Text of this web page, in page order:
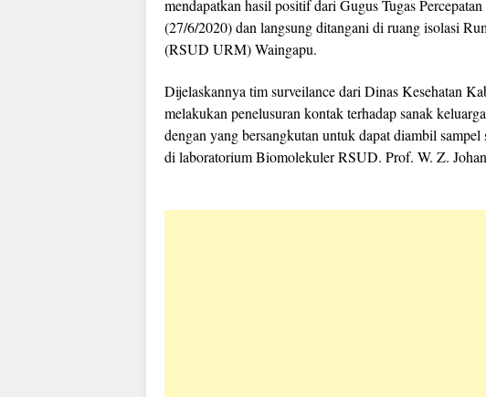
mendapatkan hasil positif dari Gugus Tugas
(27/6/2020) dan langsung ditangani di ruang isolasi
(RSUD URM) Waingapu.
Dijelaskannya tim surveilance dari Dinas Kesehatan
melakukan penelusuran kontak terhadap sanak
dengan yang bersangkutan untuk dapat diambil
di laboratorium Biomolekuler RSUD. Prof. W. Z.